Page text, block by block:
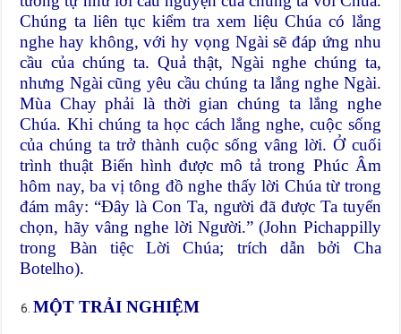
Chúng ta liên tục kiểm tra xem liệu Chúa có lắng
nghe hay không, với hy vọng Ngài sẽ đáp ứng nhu
cầu của chúng ta. Quả thật, Ngài nghe chúng ta,
nhưng Ngài cũng yêu cầu chúng ta lắng nghe Ngài.
Mùa Chay phải là thời gian chúng ta lắng nghe
Chúa. Khi chúng ta học cách lắng nghe, cuộc sống
của chúng ta trở thành cuộc sống vâng lời. Ở cuối
trình thuật Biến hình được mô tả trong Phúc Âm
hôm nay, ba vị tông đồ nghe thấy lời Chúa từ trong
đám mây: “Đây là Con Ta, người đã được Ta tuyển
chọn, hãy vâng nghe lời Người.” (John Pichappilly
trong Bàn tiệc Lời Chúa; trích dẫn bởi Cha
Botelho).
MỘT TRẢI NGHIỆM